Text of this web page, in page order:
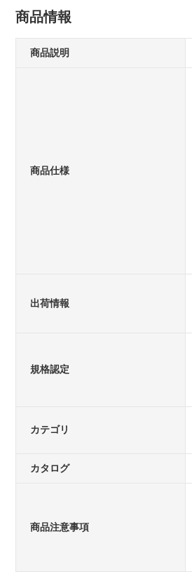
商品情報
商品説明
商品仕様
出荷情報
規格認定
カテゴリ
カタログ
商品注意事項